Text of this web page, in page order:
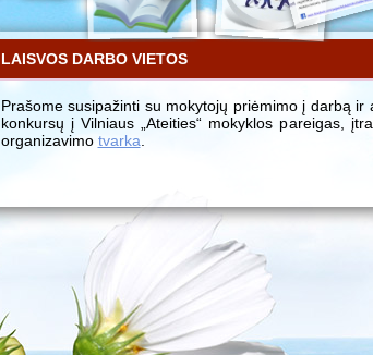
LAISVOS DARBO VIETOS
Prašome susipažinti su mokytojų priėmimo į darbą ir
konkursų į Vilniaus „Ateities“ mokyklos pareigas,
organizavimo tvarka